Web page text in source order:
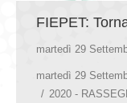
FIEPET:
martedì 29
martedì 29
2020 -